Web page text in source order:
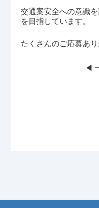
交通案安全への意識
を目指しています。
たくさんのご応募あ
◀︎